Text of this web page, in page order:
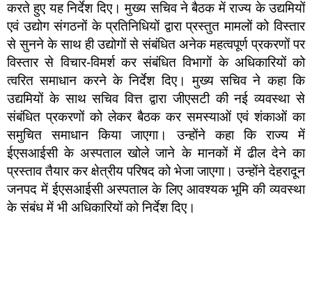
करते हुए यह निर्देश दिए। मुख्य सचिव ने बैठक में राज्य के उद्यमियों
एवं उद्योग संगठनों के प्रतिनिधियों द्वारा प्रस्तुत मामलों को विस्तार
से सुनने के साथ ही उद्योगों से संबंधित अनेक महत्वपूर्ण प्रकरणों पर
विस्तार से विचार-विमर्श कर संबंधित विभागों के अधिकारियों को
त्वरित समाधान करने के निर्देश दिए। मुख्य सचिव ने कहा कि
उद्यमियों के साथ सचिव वित्त द्वारा जीएसटी की नई व्यवस्था से
संबंधित प्रकरणों को लेकर बैठक कर समस्याओं एवं शंकाओं का
समुचित समाधान किया जाएगा। उन्होंने कहा कि राज्य में
ईएसआईसी के अस्पताल खोले जाने के मानकों में ढील देने का
प्रस्ताव तैयार कर क्षेत्रीय परिषद को भेजा जाएगा। उन्होंने देहरादून
जनपद में ईएसआईसी अस्पताल के लिए आवश्यक भूमि की व्यवस्था
के संबंध में भी अधिकारियों को निर्देश दिए।